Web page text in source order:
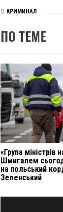
КРИМИНАЛ
ПО ТЕМЕ
«Група міністрів
Шмигалем
на польський
Зеленський
Навигация